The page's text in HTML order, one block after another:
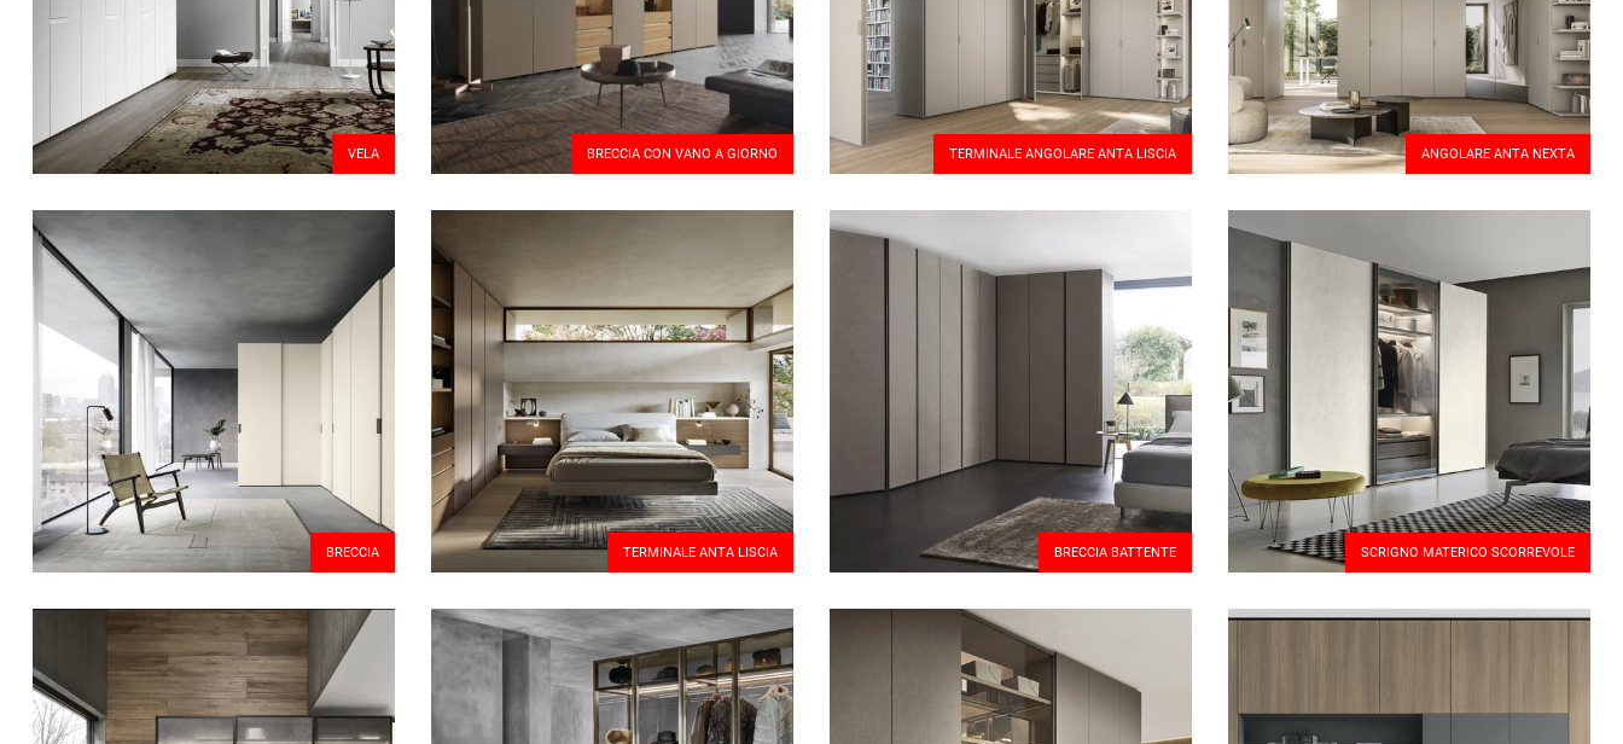
VELA BRECCIA CON VANO A GIORNO TERMINALE ANGOLARE ANTA LISCIA ANGOLARE ANTA NEXTA
BRECCIA TERMINALE ANTA LISCIA BRECCIA BATTENTE SCRIGNO MATERICO SCORREVOLE